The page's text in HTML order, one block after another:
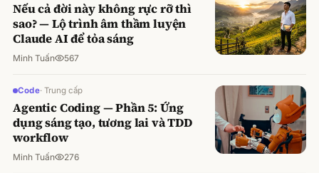
Nếu cả đời này không rực rỡ thì
sao? — Lộ trình âm thầm luyện
Claude AI để tỏa sáng
Minh Tuấn 567
Code· Trung cấp
Agentic Coding — Phần 5: Ứng
dụng sáng tạo, tương lai và TDD
workflow
Minh Tuấn 276